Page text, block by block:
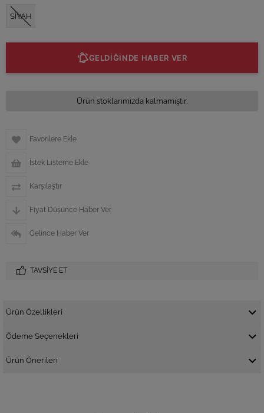
SİYAH
GELDİĞİNDE HABER VER
Ürün stoklarımızda kalmamıştır.
Favorilere Ekle
İstek Listeme Ekle
Karşılaştır
Fiyat Düşünce Haber Ver
Gelince Haber Ver
TAVSIYE ET
Ürün Özellikleri
Ödeme Seçenekleri
Ürün Önerileri